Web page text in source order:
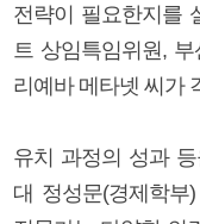
전략이 필요한지를
트 상임특임위원,
리예바 메타넷 씨가
유치 과정의 성과
대 정성문(경제학